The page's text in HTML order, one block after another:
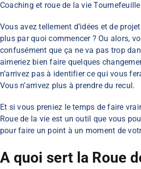
Coaching et roue de la vie Tournefeuille
Vous avez tellement d’idées et de
plus par quoi commencer ? Ou alors,
confusément que ça ne va pas trop
aimeriez bien faire quelques
n’arrivez pas à identifier ce qui vous
Vous n’arrivez plus à prendre du recul.
Et si vous preniez le temps de faire
Roue de la vie est un outil que vous
pour faire un point à un moment de
A quoi sert la Roue